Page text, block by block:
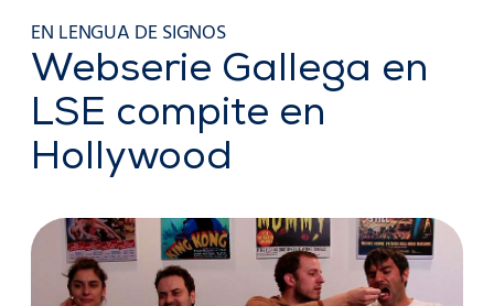
EN LENGUA DE SIGNOS
Webserie Gallega en
LSE compite en
Hollywood